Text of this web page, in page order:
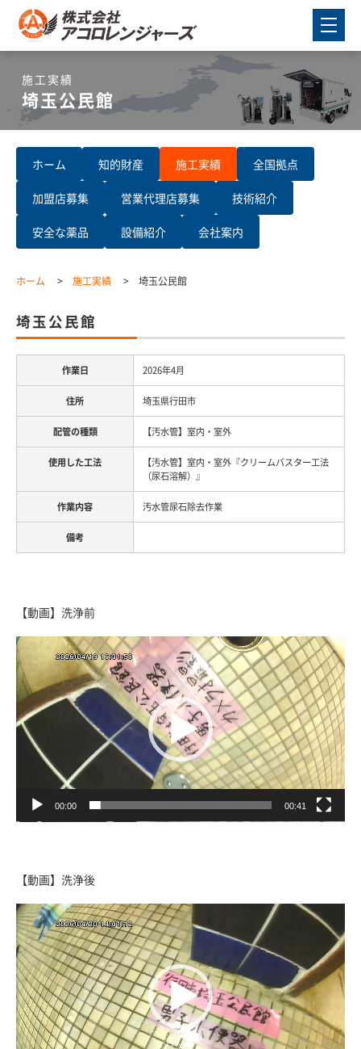
施工実績
埼玉公民館
ホーム 知的財産 施工実績 全国拠点
加盟店募集 営業代理店募集 技術紹介
安全な薬品 設備紹介 会社案内
ホーム 施工実績 埼玉公民館
埼玉公民館
2026年4月
埼玉県行田市
【汚水管】室内・室外
【汚水管】室内・室外『クリームバスター工法
（尿石溶解）』
汚水管尿石除去作業
【動画】洗浄前
動
画
プ
レ
ー
ヤ
00:00 00:41
【動画】洗浄後
動
画
プ
レ
ー
ヤ
ー